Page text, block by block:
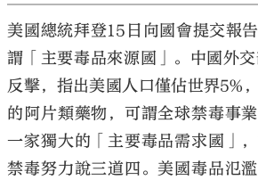
美國總統拜登15日向國會提交報
謂「主要毒品來源國」。中國外
反擊，指出美國人口僅佔世界5%
的阿片類藥物，可謂全球禁毒事
一家獨大的「主要毒品需求國」
禁毒努力說三道四。美國毒品氾